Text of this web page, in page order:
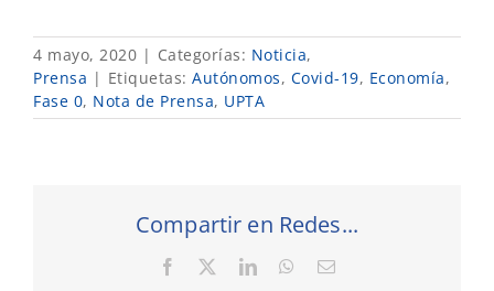
4 mayo, 2020 | Categorías: Noticia,
Prensa | Etiquetas: Autónomos, Covid-19, Economía,
Fase 0, Nota de Prensa, UPTA
Compartir en Redes...
Facebook LinkedInWhatsApp
Correo